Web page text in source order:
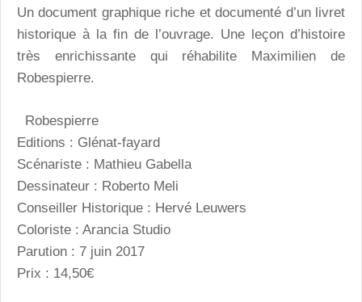
Un document graphique riche et documenté d’un livret
historique à la fin de l’ouvrage. Une leçon d’histoire
très enrichissante qui réhabilite Maximilien de
Robespierre.
Robespierre
Editions : Glénat-fayard
Scénariste : Mathieu Gabella
Dessinateur : Roberto Meli
Conseiller Historique : Hervé Leuwers
Coloriste : Arancia Studio
Parution : 7 juin 2017
Prix : 14,50€